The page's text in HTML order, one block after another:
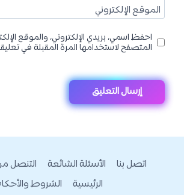
الموقع الإلكتروني
احفظ اسمي، بريدي الإلكتروني، والموقع
المتصفح لاستخدامها المرة المقبلة في
اتصل بنا الأسئلة الشائعة
التنصل
الرئيسية
الشروط